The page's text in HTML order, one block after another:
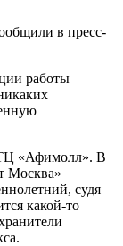
в пресс-
работы
«Афимолл». В
Москва»
судя
какой-то